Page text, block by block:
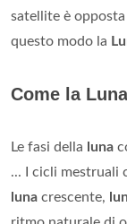
satellite è
questo modo la
Come la
Le fasi della luna
... I cicli mestruali
luna crescente,